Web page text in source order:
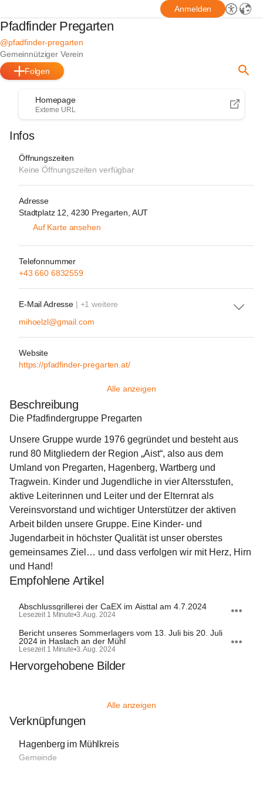
Anmelden
Pfadfinder Pregarten
@pfadfinder-pregarten
Gemeinnütziger Verein
Folgen
Homepage
Externe URL
Infos
Öffnungszeiten
Keine Öffnungszeiten verfügbar
Adresse
Stadtplatz 12, 4230 Pregarten, AUT
Auf Karte ansehen
Telefonnummer
+43 660 6832559
E-Mail Adresse | +1 weitere
mihoelzl@gmail.com
Website
https://pfadfinder-pregarten.at/
Alle anzeigen
Beschreibung
Die Pfadfindergruppe Pregarten
Unsere Gruppe wurde 1976 gegründet und besteht aus
rund 80 Mitgliedern der Region „Aist“, also aus dem
Umland von Pregarten, Hagenberg, Wartberg und
Tragwein. Kinder und Jugendliche in vier Altersstufen,
aktive Leiterinnen und Leiter und der Elternrat als
Vereinsvorstand und wichtiger Unterstützer der aktiven
Arbeit bilden unsere Gruppe. Eine Kinder- und
Jugendarbeit in höchster Qualität ist unser oberstes
gemeinsames Ziel… und dass verfolgen wir mit Herz, Hirn
und Hand!
Empfohlene Artikel
Abschlussgrillerei der CaEX im Aisttal am 4.7.2024
Lesezeit 1 Minute•3. Aug. 2024
Bericht unseres Sommerlagers vom 13. Juli bis 20. Juli
2024 in Haslach an der Mühl
Lesezeit 1 Minute•3. Aug. 2024
Hervorgehobene Bilder
Alle anzeigen
Verknüpfungen
Hagenberg im Mühlkreis
Gemeinde